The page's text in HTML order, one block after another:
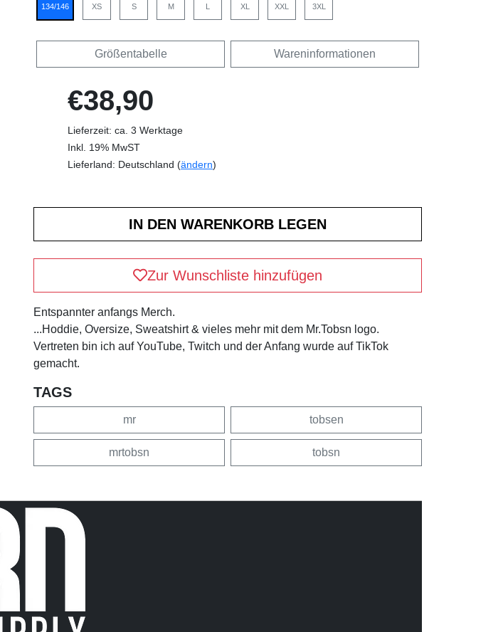
134/146 XS S M L XL XXL 3XL
Größentabelle Wareninformationen
€38,90
Lieferzeit: ca. 3 Werktage
Inkl. 19% MwST
Lieferland: Deutschland (ändern)
Zur Wunschliste hinzufügen
Entspannter anfangs Merch.
...Hoddie, Oversize, Sweatshirt & vieles mehr mit dem Mr.Tobsn logo.
Vertreten bin ich auf YouTube, Twitch und der Anfang wurde auf TikTok
gemacht.
TAGS
mr tobsen
mrtobsn tobsn